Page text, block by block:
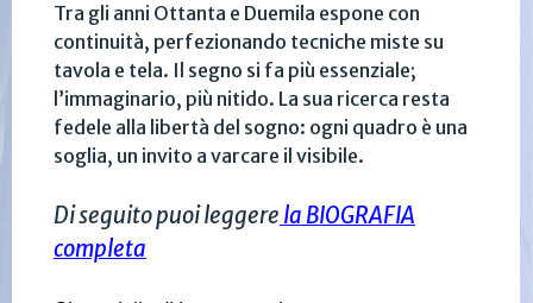
Tra gli anni Ottanta e Duemila espone con
continuità, perfezionando tecniche miste su
tavola e tela. Il segno si fa più essenziale;
l’immaginario, più nitido. La sua ricerca resta
fedele alla libertà del sogno: ogni quadro è una
soglia, un invito a varcare il visibile.
Di seguito puoi leggere la BIOGRAFIA
completa